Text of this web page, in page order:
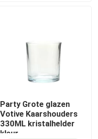
Party Grote glazen
Votive Kaarshouders
330ML kristalhelder
kleur